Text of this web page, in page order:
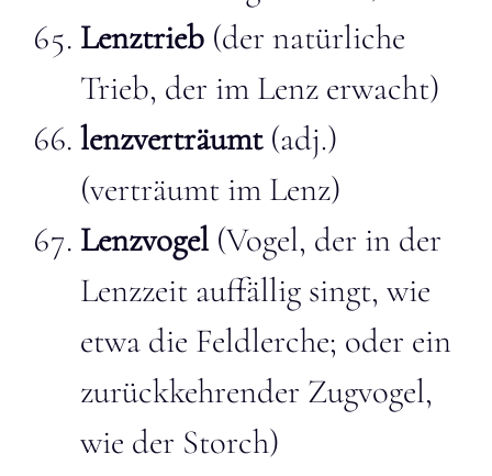
Lenztrieb (der natürliche
Trieb, der im Lenz erwacht)
lenzverträumt(adj.)
(verträumt im Lenz)
Lenzvogel (Vogel, der in der
Lenzzeit auffällig singt, wie
etwa die Feldlerche; oder ein
zurückkehrender Zugvogel,
wie der Storch)